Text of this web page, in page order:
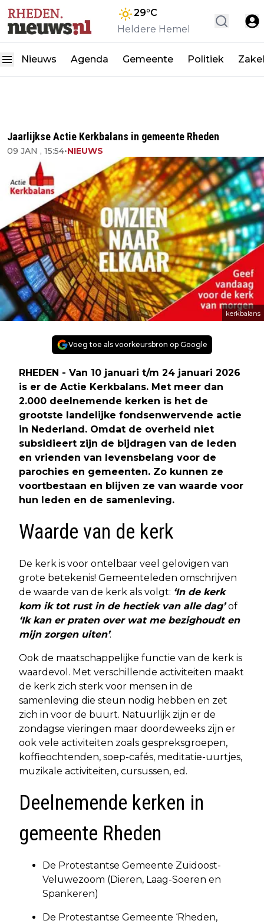
29°C
Heldere Hemel
Nieuws Agenda Gemeente Politiek
Jaarlijkse Actie Kerkbalans in gemeente Rheden
09 JAN , 15:54•NIEUWS
kerkbalans
Voeg toe als voorkeursbron op Google
RHEDEN - Van 10 januari t/m 24 januari 2026
is er de Actie Kerkbalans. Met meer dan
2.000 deelnemende kerken is het de
grootste landelijke fondsenwervende actie
in Nederland. Omdat de overheid niet
subsidieert zijn de bijdragen van de leden
en vrienden van levensbelang voor de
parochies en gemeenten. Zo kunnen ze
voortbestaan en blijven ze van waarde voor
hun leden en de samenleving.
Waarde van de kerk
De kerk is voor ontelbaar veel gelovigen van
grote betekenis! Gemeenteleden omschrijven
de waarde van de kerk als volgt: ‘In de kerk
kom ik tot rust in de hectiek van alle dag’of
‘Ik kan er praten over wat me bezighoudt en
mijn zorgen uiten’.
Ook de maatschappelijke functie van de kerk is
waardevol. Met verschillende activiteiten maakt
de kerk zich sterk voor mensen in de
samenleving die steun nodig hebben en zet
zich in voor de buurt. Natuurlijk zijn er de
zondagse vieringen maar doordeweeks zijn er
ook vele activiteiten zoals gespreksgroepen,
koffieochtenden, soep-cafés, meditatie-uurtjes,
muzikale activiteiten, cursussen, ed.
Deelnemende kerken in
gemeente Rheden
De Protestantse Gemeente Zuidoost-
Veluwezoom (Dieren, Laag-Soeren en
Spankeren)
De Protestantse Gemeente ‘Rheden,